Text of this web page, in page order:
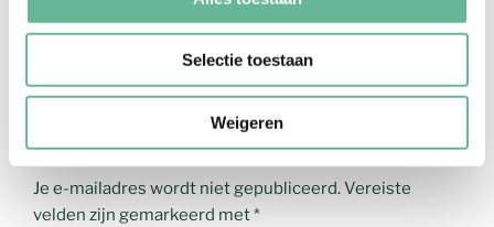
Selectie toestaan
Weigeren
Onwijs gave foto’s zeg! Veel geluk saampies!
Geef een reactie
Je e-mailadres wordt niet gepubliceerd.Vereiste
velden zijn gemarkeerd met*